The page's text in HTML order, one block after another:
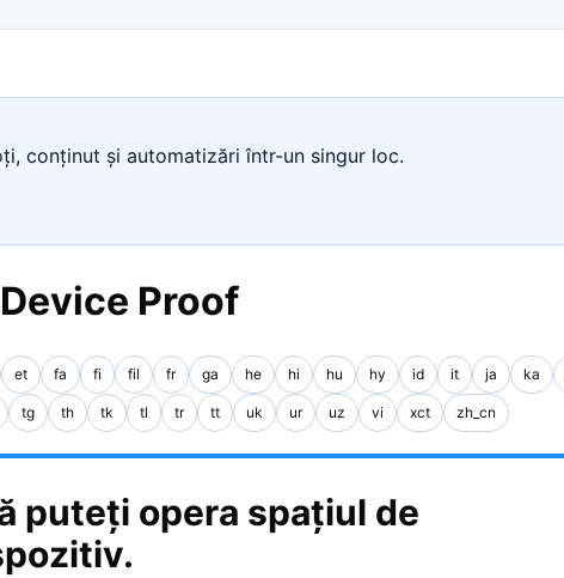
conținut și automatizări într-un singur loc.
Proof
et fa fi fil fr ga he hi hu hy id it ja ka
tg th tk tl tr tt uk ur uz vi xct zh_cn
puteți opera spațiul de